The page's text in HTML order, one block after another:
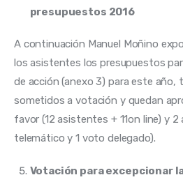
presupuestos 2016
A continuación Manuel Moñino
los asistentes los presupuestos
de acción (anexo 3) para este año,
sometidos a votación y quedan
favor (12 asistentes + 11on line) y
telemático y 1 voto delegado).
Votación para excepcionar